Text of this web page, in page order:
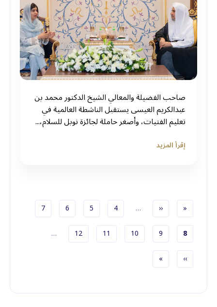
صاحب الفضيلة والمعالي الشيخ الدكتور محمد بن
عبدالكريم العيسى يستقبل الناشطة العالمية في
تعليم الفتيات، وأصغر حاملة لجائزة نوبل للسلام،...
إقرأ المزيد
ترقيم الصفحات
الصفحة الأولى
« الصفحة السابقة
‹‹
… الصفحة
4 الصفحة
5 الصفحة
6 الصفحة
7
الصفحة الحاليّة
8 الصفحة
9 الصفحة
10 الصفحة
11 الصفحة
12
…
الصفحة التالية
›› الصفحة الأخيرة
»